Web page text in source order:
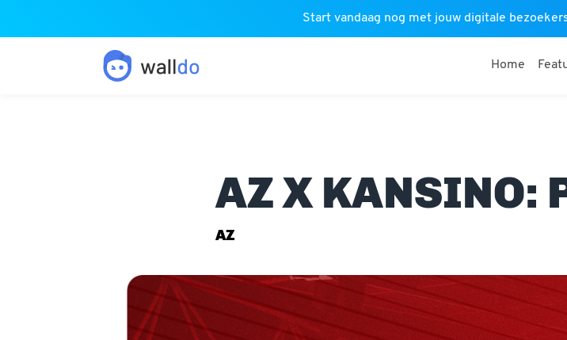
Start vandaag nog met jouw digitale
Home
AZ X KANSINO:
AZ